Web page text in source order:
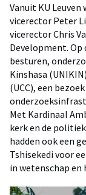
Vanuit KU
vicerector Peter
vicerector Chris
Development.
besturen,
Kinshasa
(UCC), een
Met Kardinaal
kerk en de
hadden ook een
Tshisekedi voor
in wetenschap en